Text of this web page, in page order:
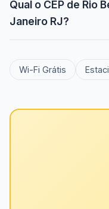
Qual o CEP de Rio
Janeiro RJ?
Wi-Fi Grátis